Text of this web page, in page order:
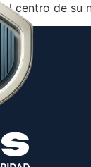
centro de su